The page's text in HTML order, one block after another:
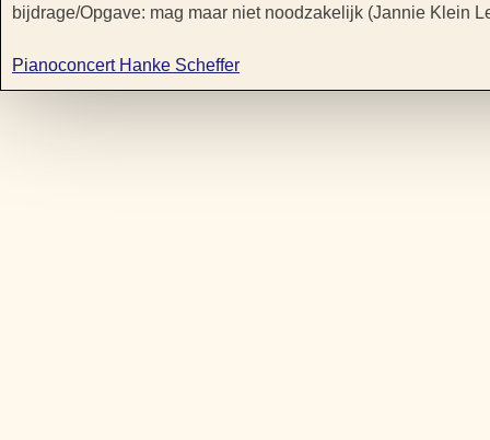
bijdrage/Opgave: mag maar niet noodzakelijk (Jannie Klein
Pianoconcert Hanke Scheffer